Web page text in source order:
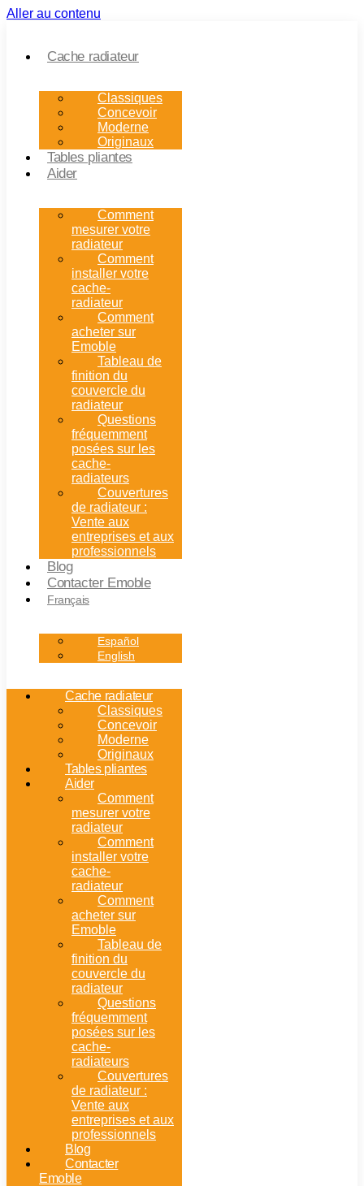
Aller au contenu
Cache radiateur
Classiques
Concevoir
Moderne
Originaux
Tables pliantes
Aider
Comment
mesurer votre
radiateur
Comment
installer votre
cache-
radiateur
Comment
acheter sur
Emoble
Tableau de
finition du
couvercle du
radiateur
Questions
fréquemment
posées sur les
cache-
radiateurs
Couvertures
de radiateur :
Vente aux
entreprises et aux
professionnels
Blog
Contacter Emoble
Français
Español
English
Cache radiateur
Classiques
Concevoir
Moderne
Originaux
Tables pliantes
Aider
Comment
mesurer votre
radiateur
Comment
installer votre
cache-
radiateur
Comment
acheter sur
Emoble
Tableau de
finition du
couvercle du
radiateur
Questions
fréquemment
posées sur les
cache-
radiateurs
Couvertures
de radiateur :
Vente aux
entreprises et aux
professionnels
Blog
Contacter
Emoble